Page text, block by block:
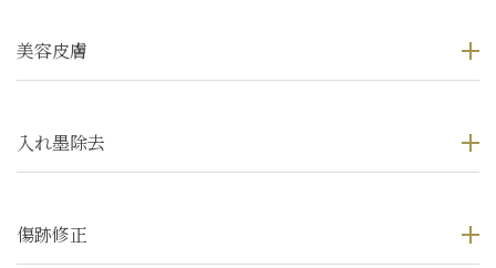
美容皮膚
入れ墨除去
傷跡修正